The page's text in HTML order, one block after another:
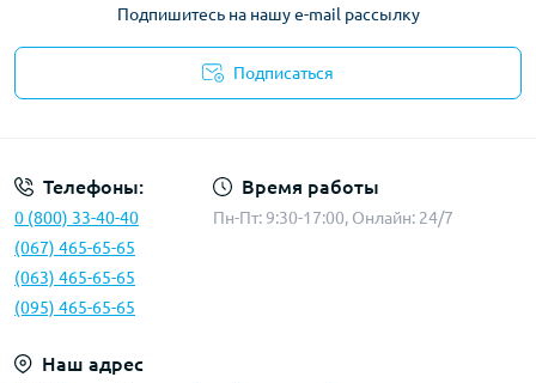
Подпишитесь на нашу e-mail рассылку
Подписаться
Телефоны:
0 (800) 33-40-40
(067) 465-65-65
(063) 465-65-65
(095) 465-65-65
Время работы
Пн-Пт: 9:30-17:00, Онлайн: 24/7
Наш адрес